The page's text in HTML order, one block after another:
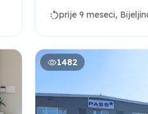
rotate_leftprije 9 meseci,
1482